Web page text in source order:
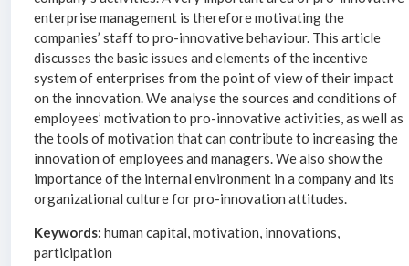
enterprise management is therefore motivating the
companies’ staff to pro-innovative behaviour. This article
discusses the basic issues and elements of the incentive
system of enterprises from the point of view of their impact
on the innovation. We analyse the sources and conditions of
employees’ motivation to pro-innovative activities, as well as
the tools of motivation that can contribute to increasing the
innovation of employees and managers. We also show the
importance of the internal environment in a company and its
organizational culture for pro-innovation attitudes.
Keywords:human capital, motivation, innovations,
participation